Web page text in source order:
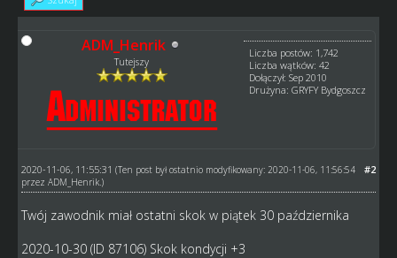
ADM_Henrik
Tutejszy
Liczba postów: 1,742
Liczba wątków: 42
Dołączył: Sep 2010
Drużyna: GRYFY Bydgoszcz
#2
2020-11-06, 11:55:31 (Ten post był ostatnio modyfikowany: 2020-11-06, 11:56:54
przez ADM_Henrik.)
Twój zawodnik miał ostatni skok w piątek 30 października
2020-10-30 (ID 87106) Skok kondycji +3